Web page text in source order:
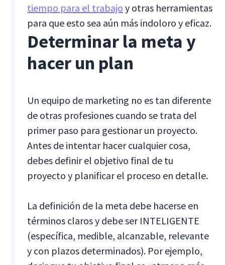
tiempo para el trabajo y otras herramientas
para que esto sea aún más indoloro y eficaz.
Determinar la meta y
hacer un plan
Un equipo de marketing no es tan diferente
de otras profesiones cuando se trata del
primer paso para gestionar un proyecto.
Antes de intentar hacer cualquier cosa,
debes definir el objetivo final de tu
proyecto y planificar el proceso en detalle.
La definición de la meta debe hacerse en
términos claros y debe ser INTELIGENTE
(específica, medible, alcanzable, relevante
y con plazos determinados). Por ejemplo,